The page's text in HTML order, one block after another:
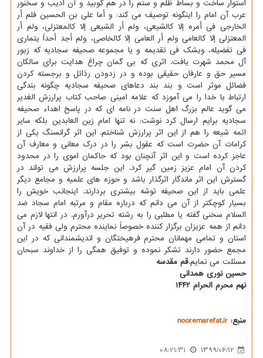
استوار ساخت و بساط ظلم و ستم را در هم کوبید و آن ادیب و سخنور
عرب آن امام را اینگونه توصیف می کند: و أما علی بن الحسین فلم أر
الخارجی فی أمره إلا کالشیعی، ولم أر الشیعی إلا کالمعتزلی، ولم أر
المعتزلی إلا کالعامی ولم أر العامی إلا کالخاصی، ولم أجد أحداً یتماری
فی تفضیله، ویشک فی تقدیمه و یا مجموعه صحیفه سجادیه که زبور
آل محمد شهرت یافت. اثری که بی گمان چراغ هدایت برای سالکان
مسیر حق و عارفان حقیقی بوده و در زدودن رذائل و برجسته کردن
فضائل موثر است و بند بند دعاهای صحیفه سجادیه چگونه بندگی
ارتباط با خدا را می آموزد که علامه امینی صاحب کتاب پرارزش الغدیر
می گوید عالم بزرگ اهل سنت در نامه ای که در پاسخ اهداء صحیفه
سجادیه برایم ارسال کرد نوشت: نه تنها امام زین العابدین بلکه سایر
ائمه شیعه را هم از این اثر پرارزش شناختم. این اثر گرانسنگ یکی از
کرامات آن حضرت است که عقول بشر را در درک معانی و معارف آن
عاجز کرده است و این اثر آنچنان بود که حاکمان اموی را در محدود
کردن آن امام عزیز زمین گیر کرد. این جلسه پرارزش می تواند در
گسترش این اثر ماندگار اثرگذار باشد و حوزه های علمیه و مجامع دیگر
علمی باید از این صحیفه توشه بیشتری بردارند. اینجانب خویش را
بسیار کوچکتر از آن می دانم که درباره مقام و مرتبه امام سجاد ضد
السلام سخنی گفته یا مطلبی را به رشته تحریر درآورم. در انتها لازم می
دانم از همه عزیزان برگزار کننده خصوصاً نماینده محترم ولی فقیه در آن
استان و تمامی مهمانان محترم فرهیختگان و اندیشمندانی که در این
مجمع حضور دارند تشکر نموده و توفیق همگی را از خداوند سبحان
مسئلت می نمایم.قم مقدسه
حسین نوری همدانی
نهم محرم الحرام ۱۴۴۲
منبع: nooremarefat.ir
1399/06/12
08:21:31